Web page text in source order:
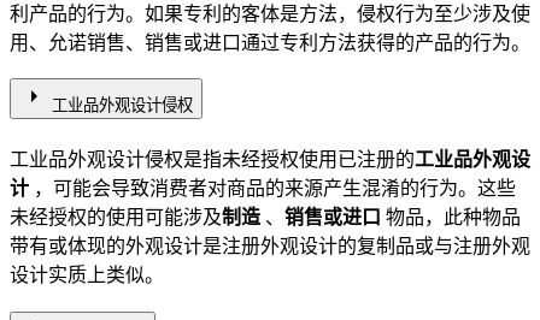
利产品的行为。如果专利的客体是方法，侵权行为至少涉及使
用、允诺销售、销售或进口通过专利方法获得的产品的行为。
arrow_right 工业品外观设计侵权
工业品外观设计侵权是指未经授权使用已注册的工业品外观设
计 ，可能会导致消费者对商品的来源产生混淆的行为。这些
未经授权的使用可能涉及制造 、 销售或进口 物品，此种物品
带有或体现的外观设计是注册外观设计的复制品或与注册外观
设计实质上类似。